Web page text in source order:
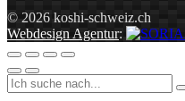
© 2026 koshi-schweiz.ch
Webdesign Agentur: